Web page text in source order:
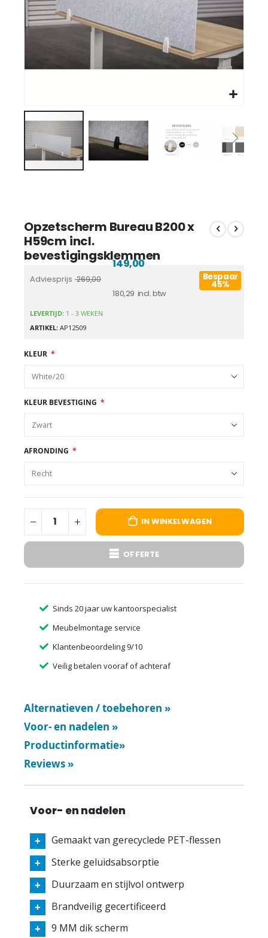
Opzetscherm Bureau B200 x
H59cm incl.
bevestigingsklemmen
Adviesprijs 269,00
180,29
149,00
Bespaar
45%
LEVERTIJD: 1 - 3 WEKEN
ARTIKEL AP12509
KLEUR
KLEUR BEVESTIGING
AFRONDING
IN WINKELWAGEN
OFFERTE
Sinds 20 jaar uw kantoorspecialist
Meubelmontage service
Klantenbeoordeling 9/10
Veilig betalen vooraf of achteraf
Alternatieven / toebehoren »
Voor- en nadelen »
Productinformatie»
Reviews »
Voor- en nadelen
Gemaakt van gerecyclede PET-flessen
Sterke geluidsabsorptie
Duurzaam en stijlvol ontwerp
Brandveilig gecertificeerd
9 MM dik scherm